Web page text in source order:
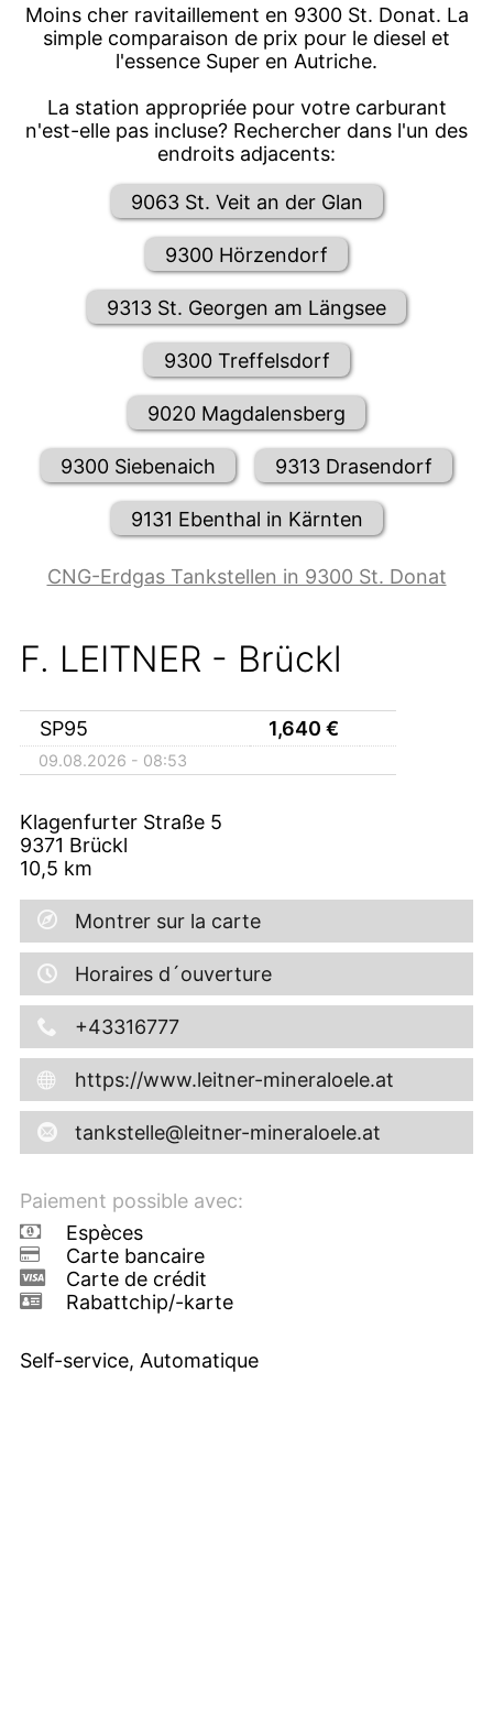
Moins cher ravitaillement en 9300 St. Donat. La
simple comparaison de prix pour le diesel et
l'essence Super en Autriche.
La station appropriée pour votre carburant
n'est-elle pas incluse? Rechercher dans l'un des
endroits adjacents:
9063 St. Veit an der Glan
9300 Hörzendorf
9313 St. Georgen am Längsee
9300 Treffelsdorf
9020 Magdalensberg
9300 Siebenaich 9313 Drasendorf
9131 Ebenthal in Kärnten
CNG-Erdgas Tankstellen in 9300 St. Donat
F. LEITNER - Brückl
SP95 1,640 €
09.08.2026 - 08:53
Klagenfurter Straße 5
9371 Brückl
10,5 km
Montrer sur la carte
Horaires d´ouverture
+43316777
https://www.leitner-mineraloele.at
tankstelle@leitner-mineraloele.at
Paiement possible avec:
Espèces
Carte bancaire
Carte de crédit
Rabattchip/-karte
Self-service, Automatique